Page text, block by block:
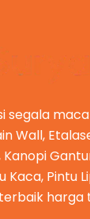
segala
Wall,
Kaca, Pintu
harga